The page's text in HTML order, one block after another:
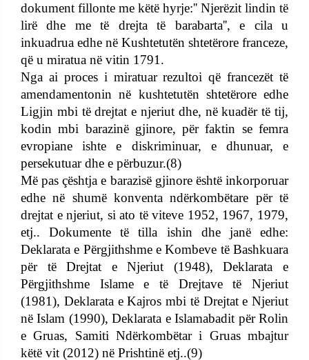
dokument fillonte me këtë hyrje:'' Njerëzit lindin të
lirë dhe me të drejta të barabarta'', e cila u
inkuadrua edhe në Kushtetutën shtetërore franceze,
që u miratua në vitin 1791.
Nga ai proces i miratuar rezultoi që francezët të
amendamentonin në kushtetutën shtetërore edhe
Ligjin mbi të drejtat e njeriut dhe, në kuadër të tij,
kodin mbi barazinë gjinore, për faktin se femra
evropiane ishte e diskriminuar, e dhunuar, e
persekutuar dhe e përbuzur.(8)
Më pas çështja e barazisë gjinore është inkorporuar
edhe në shumë konventa ndërkombëtare për të
drejtat e njeriut, si ato të viteve 1952, 1967, 1979,
etj.. Dokumente të tilla ishin dhe janë edhe:
Deklarata e Përgjithshme e Kombeve të Bashkuara
për të Drejtat e Njeriut (1948), Deklarata e
Përgjithshme Islame e të Drejtave të Njeriut
(1981), Deklarata e Kajros mbi të Drejtat e Njeriut
në Islam (1990), Deklarata e Islamabadit për Rolin
e Gruas, Samiti Ndërkombëtar i Gruas mbajtur
këtë vit (2012) në Prishtinë etj..(9)